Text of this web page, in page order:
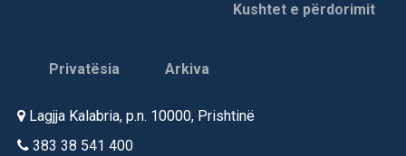
Kushtet e përdorimit
Privatësia Arkiva
Lagjja Kalabria, p.n. 10000, Prishtinë
383 38 541 400